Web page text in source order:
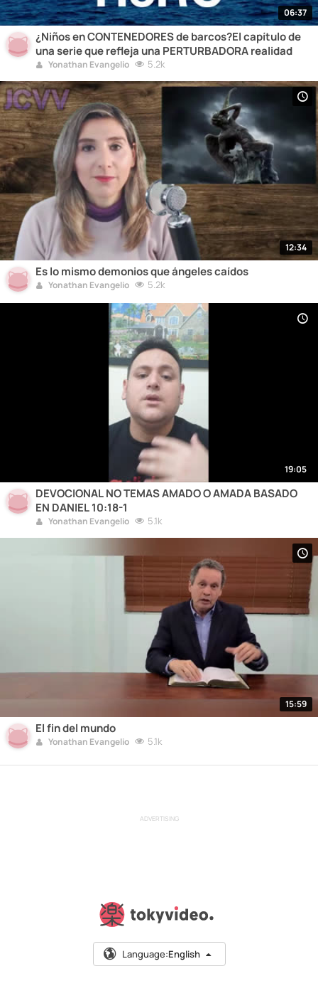
06:37
¿Niños en CONTENEDORES de barcos?El capítulo de
una serie que refleja una PERTURBADORA realidad
Yonathan Evangelio 5.2k
12:34
Es lo mismo demonios que ángeles caídos
Yonathan Evangelio 5.2k
19:05
DEVOCIONAL NO TEMAS AMADO O AMADA BASADO
EN DANIEL 10:18-1
Yonathan Evangelio 5.1k
15:59
El fin del mundo
Yonathan Evangelio 5.1k
ADVERTISING
Language:English